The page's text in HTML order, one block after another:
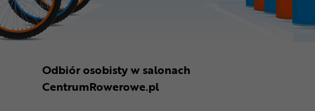
Odbiór osobisty w salonach
CentrumRowerowe.pl